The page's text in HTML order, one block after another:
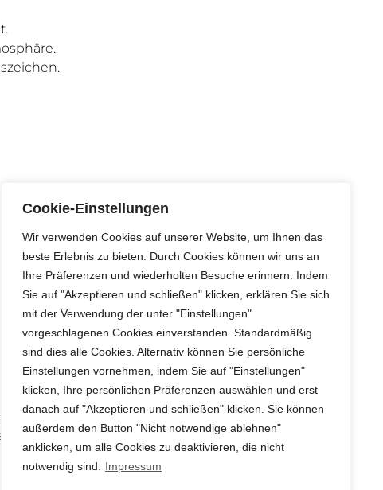
Cookie-Einstellungen
Wir verwenden Cookies auf unserer Website, um Ihnen das
beste Erlebnis zu bieten. Durch Cookies können wir uns an
Ihre Präferenzen und wiederholten Besuche erinnern. Indem
Sie auf "Akzeptieren und schließen" klicken, erklären Sie sich
mit der Verwendung der unter "Einstellungen"
vorgeschlagenen Cookies einverstanden. Standardmäßig
sind dies alle Cookies. Alternativ können Sie persönliche
Einstellungen vornehmen, indem Sie auf "Einstellungen"
klicken, Ihre persönlichen Präferenzen auswählen und erst
danach auf "Akzeptieren und schließen" klicken. Sie können
außerdem den Button "Nicht notwendige ablehnen"
anklicken, um alle Cookies zu deaktivieren, die nicht
notwendig sind.
Impressum
regionales Schnittgrün
aus Deutschland ist